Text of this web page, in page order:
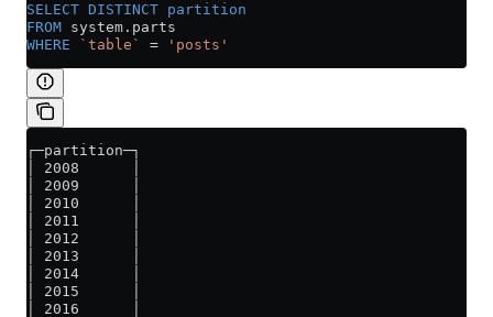
SELECT DISTINCT partition
FROM system . parts
WHERE `table` = 'posts'
┌─partition─┐
│ 2008      │
│ 2009      │
│ 2010      │
│ 2011      │
│ 2012      │
│ 2013      │
│ 2014      │
│ 2015      │
│ 2016      │